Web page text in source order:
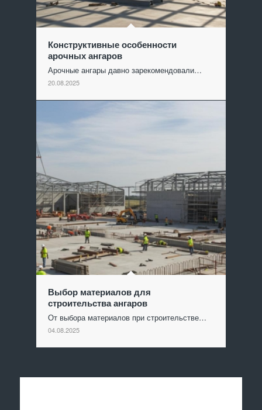
Конструктивные особенности
арочных ангаров
Арочные ангары давно зарекомендовали…
20.08.2025
Выбор материалов для
строительства ангаров
От выбора материалов при строительстве…
04.08.2025